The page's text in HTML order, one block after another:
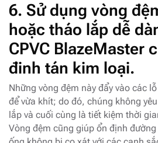
6. Sử dụng vòng
hoặc tháo lắp dễ
CPVC BlazeMaster
đinh tán kim loại.
Những vòng đệm này đẩy vào các
để vừa khít; do đó, chúng không
lắp và cuối cùng là tiết kiệm thời
Vòng đệm cũng giúp ổn định